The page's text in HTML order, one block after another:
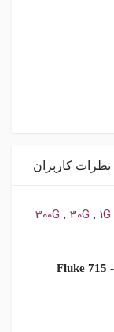
نظرات کاربران
300G , 30G , 1G
کالیبراتور حلقه فلوک 715 ولت/ میلی آمپر - Fluke 715